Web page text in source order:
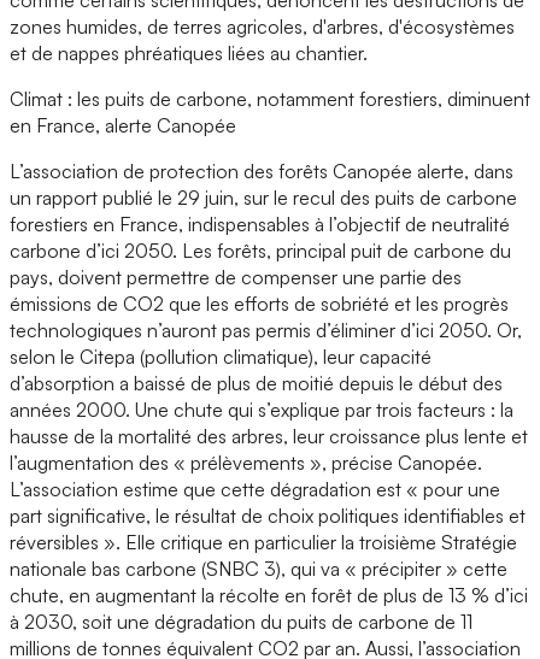
zones humides, de terres agricoles, d'arbres, d'écosystèmes
et de nappes phréatiques liées au chantier.
Climat : les puits de carbone, notamment forestiers, diminuent
en France, alerte Canopée
L’association de protection des forêts Canopée alerte, dans
un rapport publié le 29 juin, sur le recul des puits de carbone
forestiers en France, indispensables à l’objectif de neutralité
carbone d’ici 2050. Les forêts, principal puit de carbone du
pays, doivent permettre de compenser une partie des
émissions de CO2 que les efforts de sobriété et les progrès
technologiques n’auront pas permis d’éliminer d’ici 2050. Or,
selon le Citepa (pollution climatique), leur capacité
d’absorption a baissé de plus de moitié depuis le début des
années 2000. Une chute qui s’explique par trois facteurs : la
hausse de la mortalité des arbres, leur croissance plus lente et
l’augmentation des « prélèvements », précise Canopée.
L’association estime que cette dégradation est « pour une
part significative, le résultat de choix politiques identifiables et
réversibles ». Elle critique en particulier la troisième Stratégie
nationale bas carbone (SNBC 3), qui va « précipiter » cette
chute, en augmentant la récolte en forêt de plus de 13 % d’ici
à 2030, soit une dégradation du puits de carbone de 11
millions de tonnes équivalent CO2 par an. Aussi, l’association